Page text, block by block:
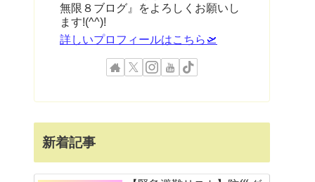
無限８ブログ』をよろしくお願いし
ます!(^^)!
詳しいプロフィールはこちら🛫
新着記事